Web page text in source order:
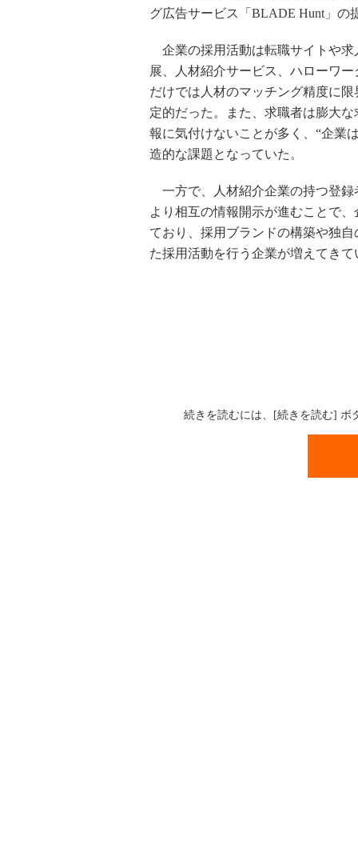
グ広告サービス「BLADE Hunt」の
企業の採用活動は転職サイトや求
展、人材紹介サービス、ハローワ
だけでは人材のマッチング精度に
定的だった。また、求職者は膨大
報に気付けないことが多く、“企業
造的な課題となっていた。
一方で、人材紹介企業の持つ登録
より相互の情報開示が進むことで
ており、採用ブランドの構築や独
た採用活動を行う企業が増えてきて
続きを読むには、[続きを読む] ボ